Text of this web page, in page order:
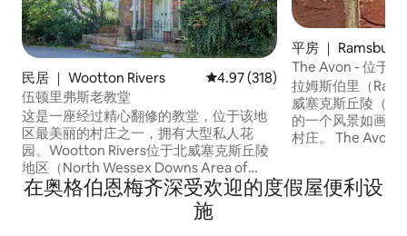
民居 ｜ Wootton Rivers 平均评分 4.97 分（满分 5 分），
4.97 (318)
伍顿里弗斯老教堂
这是一座经过精心翻修的教堂，位于该地
区最美丽的村庄之一，拥有大型私人花
园。Wootton Rivers位于北威塞克斯丘陵
地区（North Wessex Downs Area of
Outstanding Natural beauty），沿着肯
内特和埃文运河（Kennet & Avon
Canal）、里奇韦（Ridgeway）和萨弗纳
平房 ｜ Ramsbury
The Avon - 位于
寓
拉姆斯伯里（
威塞克斯丘陵（
的一个风景如画
村庄。 The Avon是一间独立的底层度假木
台，还可以进入花园。 欢迎携带
在奥格伯恩梅齐深受欢迎的度假屋便利设
施